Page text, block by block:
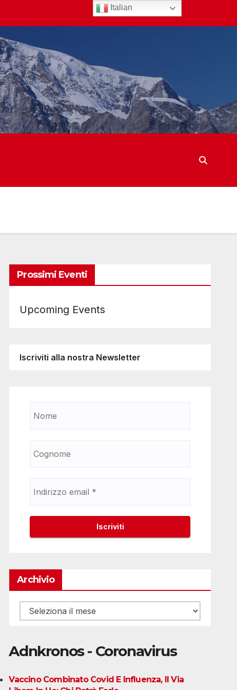
Prossimi Eventi
Upcoming Events
Iscriviti alla nostra Newsletter
Archivio
Archivio
Adnkronos - Coronavirus
Vaccino Combinato Covid E Influenza, Il Via
Italian